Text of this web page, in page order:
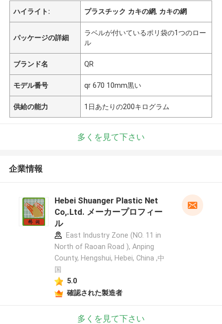
ハイライト: プラスチック カキの網, カキの網
パッケージの詳細
ラベルが付いているポリ袋の1つのロー
ル
ブランド名 QR
モデル番号 qr 670 10mm黒い
供給の能力 1日あたりの200キログラム
多くを見て下さい
企業情報
Hebei Shuanger Plastic Net
Co,.Ltd. メーカープロフィー
ル
East Industry Zone (NO. 11 in
North of Raoan Road ), Anping
County, Hengshui, Hebei, China ,中
国
5.0
確認された製造者
多くを見て下さい